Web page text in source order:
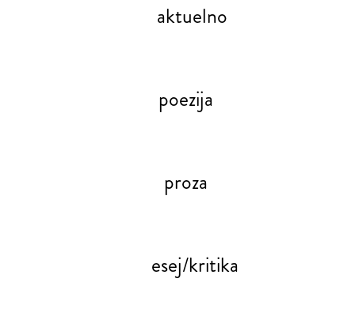
aktuelno
poezija
proza
esej/kritika